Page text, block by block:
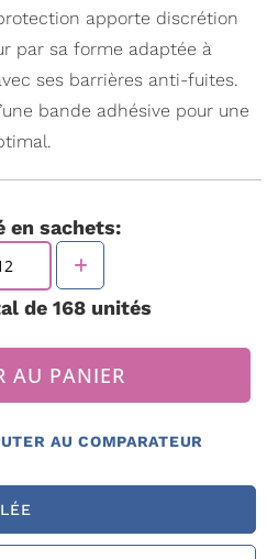
apporte discrétion
par sa forme adaptée à
ses barrières anti-fuites.
bande adhésive pour une
en sachets:
de 168unités
AU PANIER
AU COMPARATEUR